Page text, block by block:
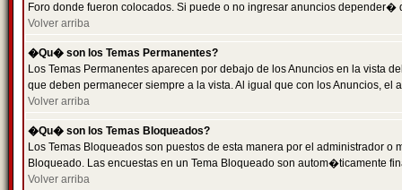
Foro donde fueron colocados. Si puede o no ingresar anuncios
Volver arriba
�Qu� son los Temas Permanentes?
Los Temas Permanentes aparecen por debajo de los Anuncios en la
que deben permanecer siempre a la vista. Al igual que con los Anuncios,
Volver arriba
�Qu� son los Temas Bloqueados?
Los Temas Bloqueados son puestos de esta manera por el administrador
Bloqueado. Las encuestas en un Tema Bloqueado son autom�ticamente
Volver arriba